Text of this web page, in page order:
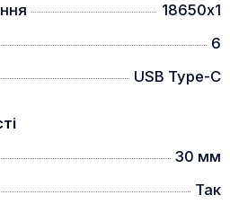
з виносом ока на 100
та комфортного
18650х1
6
USB Type-C
30 мм
Так